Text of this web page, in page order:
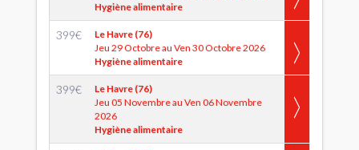
Hygiène alimentaire
399€
Le Havre (76)
Jeu 29 Octobre au Ven 30 Octobre 2026
Hygiène alimentaire
399€
Le Havre (76)
Jeu 05 Novembre au Ven 06 Novembre
2026
Hygiène alimentaire